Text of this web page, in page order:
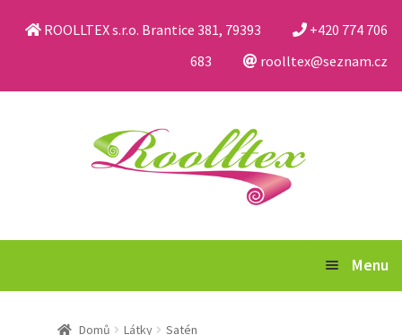
ROOLLTEX s.r.o. Brantice 381, 79393
+420 774 706
683
roolltex@seznam.cz
Menu
Domů Látky Satén